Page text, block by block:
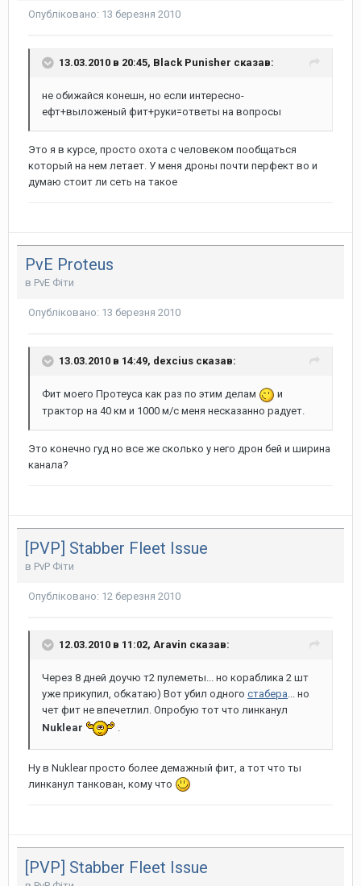
Опубліковано: 13 березня 2010
13.03.2010 в 20:45, Black Punisher сказав:
не обижайся конешн, но если интересно-
ефт+выложеный фит+руки=ответы на вопросы
Это я в курсе, просто охота с человеком пообщаться
который на нем летает. У меня дроны почти перфект во и
думаю стоит ли сеть на такое
PvE Proteus
в PvE Фіти
Опубліковано: 13 березня 2010
13.03.2010 в 14:49, dexcius сказав:
Фит моего Протеуса как раз по этим делам
и
трактор на 40 км и 1000 м/с меня несказанно радует.
Это конечно гуд но все же сколько у него дрон бей и ширина
канала?
[PVP] Stabber Fleet Issue
в PvP Фіти
Опубліковано: 12 березня 2010
12.03.2010 в 11:02, Aravin сказав:
Через 8 дней доучю т2 пулеметы... но кораблика 2 шт
уже прикупил, обкатаю) Вот убил одного стабера ... но
чет фит не впечетлил. Опробую тот что линканул
Nuklear
Ну в Nuklear просто более демажный фит, а тот что ты
линканул танкован, кому что
[PVP] Stabber Fleet Issue